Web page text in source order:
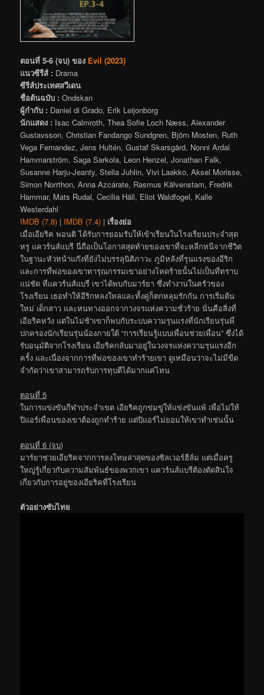
ตอนที่ 5-6 (จบ) ของ Evil (2023)
แนวซีรีส์ : Drama
ซีรีส์ประเทศสวีเดน
ชื่อต้นฉบับ : Ondskan
ผู้กำกับ : Daniel di Grado, Erik Leijonborg
นักแสดง : Isac Calmroth, Thea Sofie Loch Næss, Alexander
Gustavsson, Christian Fandango Sundgren, Björn Mosten, Ruth
Vega Fernandez, Jens Hultén, Gustaf Skarsgård, Nonni Ardal
Hammarström, Saga Sarkola, Leon Henzel, Jonathan Falk,
Susanne Harju-Jeanty, Stella Juhlin, Vivi Laakko, Aksel Morisse,
Simon Norrthon, Anna Azcárate, Rasmus Kälvenstam, Fredrik
Hammar, Mats Rudal, Cecilia Häll, Eliot Waldfogel, Kalle
Westerdahl
IMDB (7.8) | IMDB (7.4) | เรื่องย่อ
เมื่อเอียริค พอนติ ได้รับการยอมรับให้เข้าเรียนในโรงเรียนประจำสุด
หรู แควร์นส์แบรี นี่ถือเป็นโอกาสสุดท้ายของเขาที่จะหลีกหนีจากชีวิต
ในฐานะหัวหน้าแก๊งที่ยังไม่บรรลุนิติภาวะ ภูมิหลังที่รุนแรงของอีริก
และการที่พ่อของเขาทารุณกรรมเขาอย่างโหดร้ายนั้นไม่เป็นที่ทราบ
แน่ชัด ที่แควร์นส์แบรี เขาได้พบกับมาร์ยา ซึ่งทำงานในครัวของ
โรงเรียน เธอทำให้อีริกหลงใหลและทั้งคู่ก็ตกหลุมรักกัน การเริ่มต้น
ใหม่ เด็กสาว และหนทางออกจากวงจรแห่งความชั่วร้าย นั่นคือสิ่งที่
เอียริคหวัง แต่ในไม่ช้าเขาก็พบกับระบบความรุนแรงที่นักเรียนรุ่นพี่
ปกครองนักเรียนรุ่นน้องภายใต้ “การเรียนรู้แบบเพื่อนช่วยเพื่อน” ซึ่งได้
รับอนุมัติจากโรงเรียน เอียริคกลับมาอยู่ในวงจรแห่งความรุนแรงอีก
ครั้ง และเนื่องจากการที่พ่อของเขาทำร้ายเขา ดูเหมือนว่าจะไม่มีขีด
จำกัดว่าเขาสามารถรับการทุบตีได้มากแค่ไหน
ตอนที่ 5
ในการแข่งขันกีฬาประจำเขต เอียริคถูกข่มขู่ให้แข่งขันแพ้ เพื่อไม่ให้
ปิแอร์เพื่อนของเขาต้องถูกทำร้าย แต่ปิแอร์ไม่ยอมให้เขาทำเช่นนั้น
ตอนที่ 6 (จบ)
มาร์ยาช่วยเอียริคจากการลงโทษล่าสุดของซิลเวอร์ฮีล์ม แต่เมื่อครู
ใหญ่รู้เกี่ยวกับความสัมพันธ์ของพวกเขา แควร์นส์แบรีต้องตัดสินใจ
เกี่ยวกับการอยู่ของเอียริคที่โรงเรียน
ตัวอย่างซับไทย